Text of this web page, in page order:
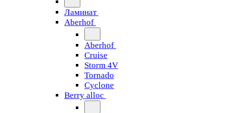
Ламинат
Aberhof
Aberhof
Cruise
Storm 4V
Tornado
Сyclone
Berry alloc